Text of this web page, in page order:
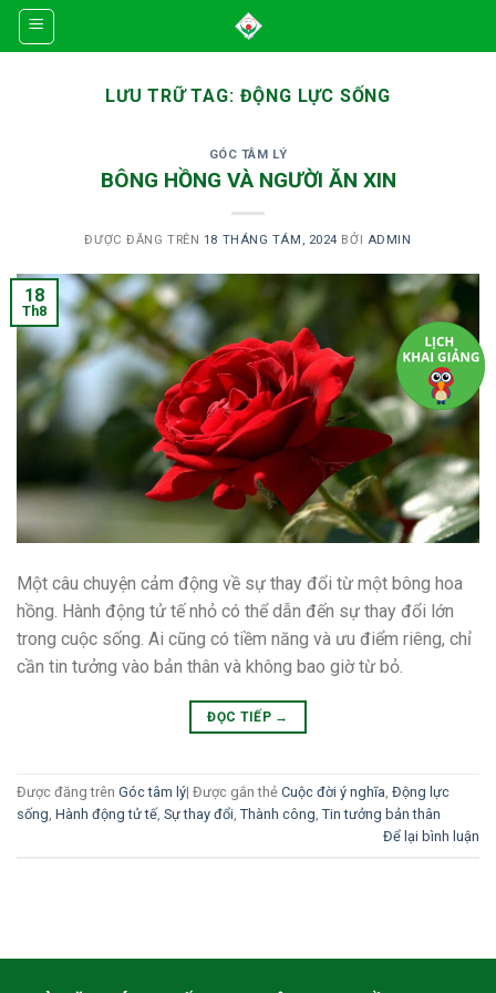
Skip
LƯU TRỮ TAG: ĐỘNG LỰC SỐNG
GÓC TÂM LÝ
BÔNG HỒNG VÀ NGƯỜI ĂN XIN
ĐƯỢC ĐĂNG TRÊN 18 THÁNG TÁM, 2024 BỞI ADMIN
18
Th8
Một câu chuyện cảm động về sự thay đổi từ một bông hoa
hồng. Hành động tử tế nhỏ có thể dẫn đến sự thay đổi lớn
trong cuộc sống. Ai cũng có tiềm năng và ưu điểm riêng, chỉ
cần tin tưởng vào bản thân và không bao giờ từ bỏ.
ĐỌC TIẾP →
Được đăng trên Góc tâm lý| Được gắn thẻ Cuộc đời ý nghĩa, Động lực
sống, Hành động tử tế, Sự thay đổi, Thành công, Tin tưởng bản thân
Để lại bình luận